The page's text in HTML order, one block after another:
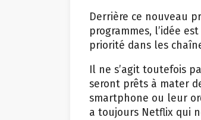
Derrière ce nouveau
programmes, l’idée
priorité dans les
Il ne s’agit toutefois
seront prêts à mater
smartphone ou leur
a toujours Netflix qui